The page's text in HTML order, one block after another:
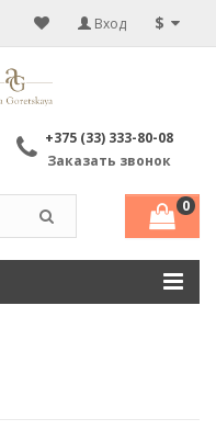
$
Вход
+375 (33) 333-80-08
Заказать звонок
0